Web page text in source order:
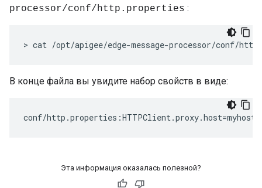
processor/conf/http.properties :
> cat /opt/apigee/edge-message-processor/conf/
В конце файла вы увидите набор свойств в виде:
conf/
Эта информация оказалась полезной?